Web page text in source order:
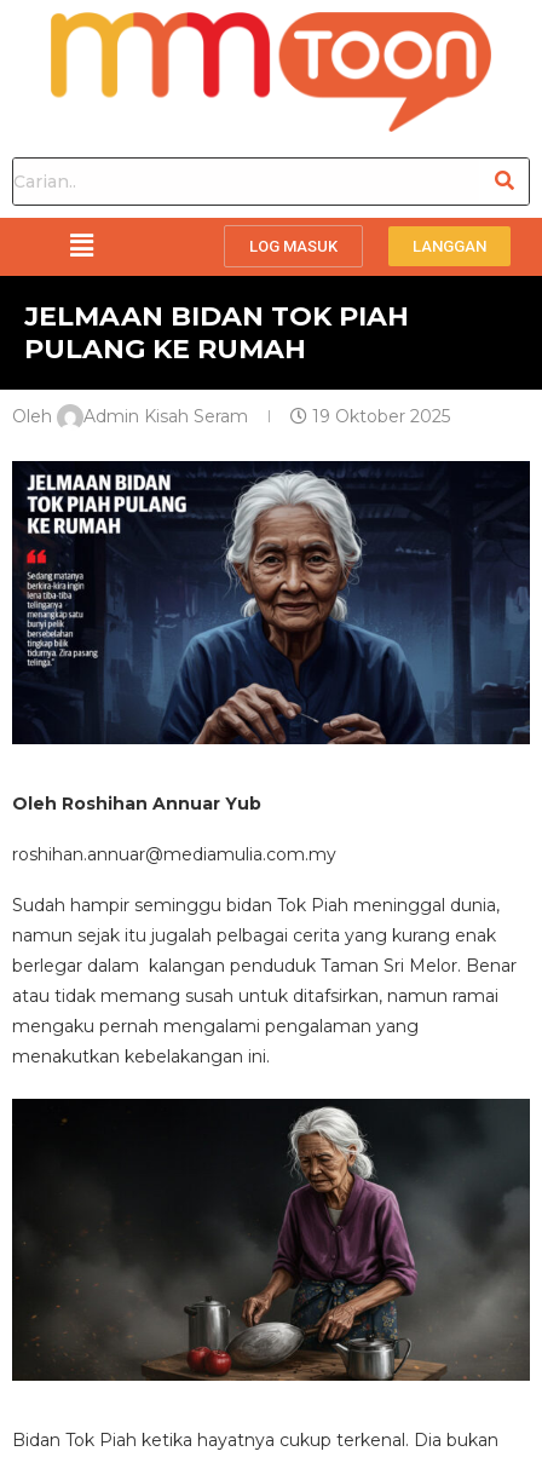
LOG MASUK LANGGAN
JELMAAN BIDAN TOK PIAH
PULANG KE RUMAH
Oleh Admin Kisah Seram 19 Oktober 2025
Oleh Roshihan Annuar Yub
roshihan.annuar@mediamulia.com.my
Sudah hampir seminggu bidan Tok Piah meninggal dunia,
namun sejak itu jugalah pelbagai cerita yang kurang enak
berlegar dalam kalangan penduduk Taman Sri Melor. Benar
atau tidak memang susah untuk ditafsirkan, namun ramai
mengaku pernah mengalami pengalaman yang
menakutkan kebelakangan ini.
Bidan Tok Piah ketika hayatnya cukup terkenal. Dia bukan